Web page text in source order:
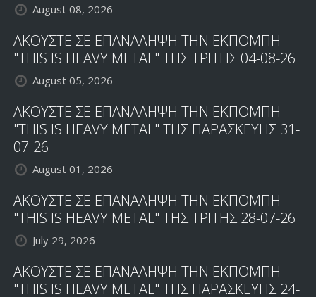
August 08, 2026
ΑΚΟΥΣΤΕ ΣΕ ΕΠΑΝΑΛΗΨΗ ΤΗΝ ΕΚΠΟΜΠΗ
"THIS IS HEAVY METAL" ΤΗΣ ΤΡΙΤΗΣ 04-08-26
August 05, 2026
ΑΚΟΥΣΤΕ ΣΕ ΕΠΑΝΑΛΗΨΗ ΤΗΝ ΕΚΠΟΜΠΗ
"THIS IS HEAVY METAL" ΤΗΣ ΠΑΡΑΣΚΕΥΗΣ 31-
07-26
August 01, 2026
ΑΚΟΥΣΤΕ ΣΕ ΕΠΑΝΑΛΗΨΗ ΤΗΝ ΕΚΠΟΜΠΗ
"THIS IS HEAVY METAL" ΤΗΣ ΤΡΙΤΗΣ 28-07-26
July 29, 2026
ΑΚΟΥΣΤΕ ΣΕ ΕΠΑΝΑΛΗΨΗ ΤΗΝ ΕΚΠΟΜΠΗ
"THIS IS HEAVY METAL" ΤΗΣ ΠΑΡΑΣΚΕΥΗΣ 24-